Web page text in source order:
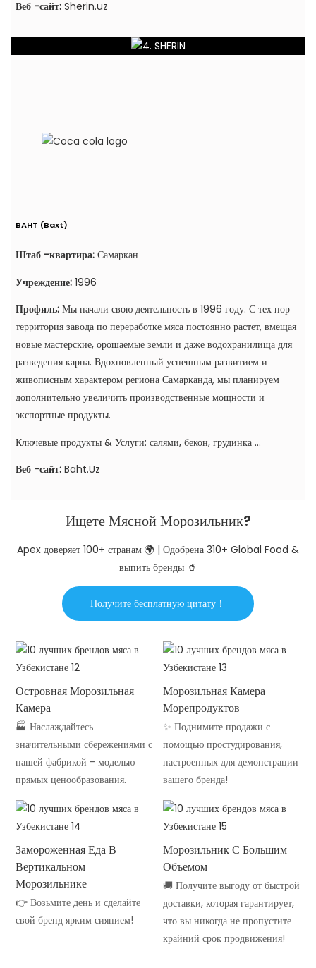
Веб -сайт: Sherin.uz
BAHT (Baxt)
Штаб -квартира: Самаркан
Учреждение: 1996
Профиль: Мы начали свою деятельность в 1996 году. С тех пор
территория завода по переработке мяса постоянно растет, вмещая
новые мастерские, орошаемые земли и даже водохранилища для
разведения карпа. Вдохновленный успешным развитием и
живописным характером региона Самарканда, мы планируем
дополнительно увеличить производственные мощности и
экспортные продукты.
Ключевые продукты & Услуги: салями, бекон, грудинка ...
Веб -сайт: Baht.Uz
Ищете Мясной Морозильник?
Apex доверяет 100+ странам 🌍 | Одобрена 310+ Global Food &
выпить бренды 🥤
Получите бесплатную цитату！
Островная Морозильная
Камера
🏭 Наслаждайтесь
значительными сбережениями с
нашей фабрикой - моделью
прямых ценообразования.
Морозильная Камера
Морепродуктов
✨ Поднимите продажи с
помощью простудирования,
настроенных для демонстрации
вашего бренда!
Замороженная Еда В
Вертикальном
Морозильнике
👉 Возьмите день и сделайте
свой бренд ярким сиянием!
Морозильник С Большим
Объемом
🚚 Получите выгоду от быстрой
доставки, которая гарантирует,
что вы никогда не пропустите
крайний срок продвижения!